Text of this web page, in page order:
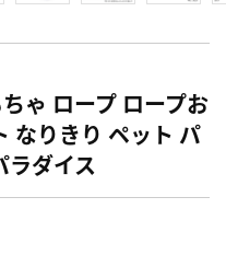
ゃ ロープ ロープお
なりきり ペット パ
ラダイス